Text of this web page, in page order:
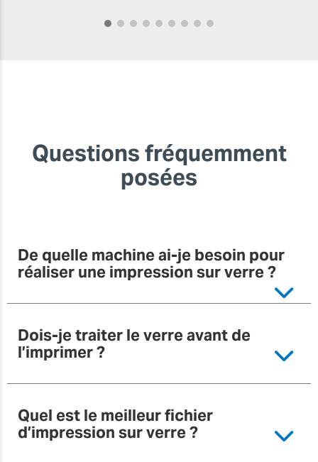
Comment
équipement
travaille pour
vous ? Cet
d’impression
UV.
En savoir
Questions fréquemment
posées
De quelle machine ai-je besoin pour
réaliser une impression sur verre ?
Dois-je traiter le verre avant de
l’imprimer ?
Quel est le meilleur fichier
d’impression sur verre ?